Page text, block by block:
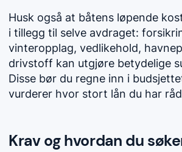
Husk også at båtens løpende
i tillegg til selve avdraget:
vinteropplag, vedlikehold,
drivstoff kan utgjøre betydelige
Disse bør du regne inn i
vurderer hvor stort lån du har
Krav og hvordan du